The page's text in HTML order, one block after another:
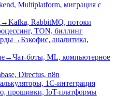
Multiplatform, миграция с
→Kafka, RabbitMQ, потоки
TON, биллинг
→Бэкофис, аналитика,
→Чат-боты, ML, компьютерное
Directus, n8n
1С-интеграция
прошивки, IoT-платформы